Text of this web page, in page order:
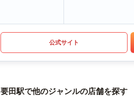
公式サイト
要田駅で他のジャンルの店舗を探す